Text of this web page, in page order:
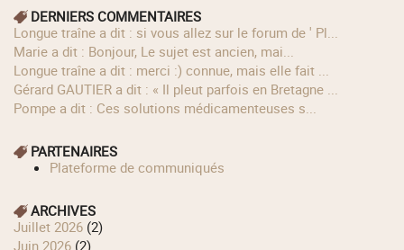
DERNIERS COMMENTAIRES
longue traîne a dit : si vous allez sur le forum de ' Pl...
Marie a dit : Bonjour, Le sujet est ancien, mai...
longue traîne a dit : merci :) connue, mais elle fait ...
Gérard GAUTIER a dit : « Il pleut parfois en Bretagne ...
Pompe a dit : Ces solutions médicamenteuses s...
PARTENAIRES
Plateforme de communiqués
ARCHIVES
juillet 2026 (2)
juin 2026 (2)